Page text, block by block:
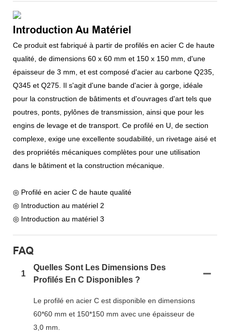
Introduction Au Matériel
Ce produit est fabriqué à partir de profilés en acier C de haute
qualité, de dimensions 60 x 60 mm et 150 x 150 mm, d'une
épaisseur de 3 mm, et est composé d'acier au carbone Q235,
Q345 et Q275. Il s'agit d'une bande d'acier à gorge, idéale
pour la construction de bâtiments et d'ouvrages d'art tels que
poutres, ponts, pylônes de transmission, ainsi que pour les
engins de levage et de transport. Ce profilé en U, de section
complexe, exige une excellente soudabilité, un rivetage aisé et
des propriétés mécaniques complètes pour une utilisation
dans le bâtiment et la construction mécanique.
◎ Profilé en acier C de haute qualité
◎ Introduction au matériel 2
◎ Introduction au matériel 3
FAQ
1
Quelles Sont Les Dimensions Des
Profilés En C Disponibles ?
Le profilé en acier C est disponible en dimensions
60*60 mm et 150*150 mm avec une épaisseur de
3,0 mm.